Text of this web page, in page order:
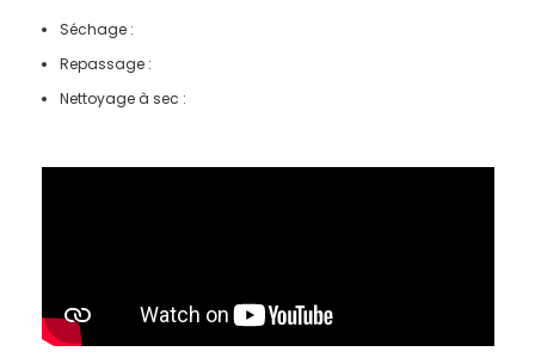
Séchage :
Repassage :
Nettoyage à sec :